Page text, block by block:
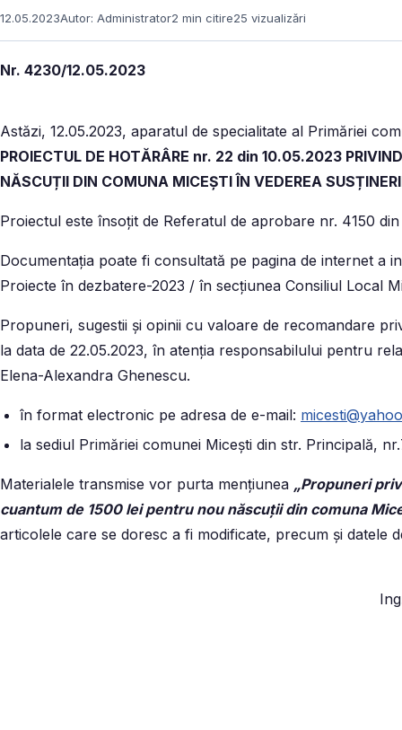
12.05.2023Autor: Administrator2 min citire25 vizualizări
Nr. 4230/12.05.2023
Astăzi, 12.05.2023, aparatul de specialitate al Primăriei
PROIECTUL DE HOTĂRÂRE nr. 22 din 10.05.2023
NĂSCUȚII DIN COMUNA MICEȘTI ÎN VEDEREA
Proiectul este însoţit de Referatul de aprobare nr. 4150
Documentaţia poate fi consultată pe pagina de internet a
Proiecte în dezbatere-2023 / în secţiunea Consiliul Local
Propuneri, sugestii şi opinii cu valoare de recomandare
la data de 22.05.2023, în atenţia responsabilului pentru
Elena-Alexandra Ghenescu.
în format electronic pe adresa de e-mail:
la sediul Primăriei comunei Miceşti din str. Principală,
Materialele transmise vor purta menţiunea „Propuneri
cuantum de 1500 lei pentru nou născuții din comuna
articolele care se doresc a fi modificate, precum şi datele